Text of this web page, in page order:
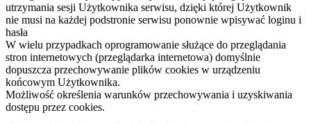
utrzymania sesji Użytkownika serwisu, dzięki której Użytkownik
nie musi na każdej podstronie serwisu ponownie wpisywać loginu i
hasła
W wielu przypadkach oprogramowanie służące do przeglądania
stron internetowych (przeglądarka internetowa) domyślnie
dopuszcza przechowywanie plików cookies w urządzeniu
końcowym Użytkownika.
Możliwość określenia warunków przechowywania i uzyskiwania
dostępu przez cookies.